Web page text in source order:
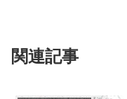
関連記事